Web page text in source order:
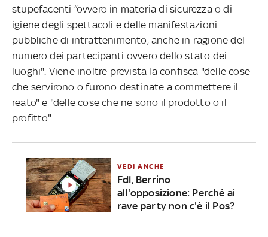
stupefacenti “ovvero in materia di sicurezza o di
igiene degli spettacoli e delle manifestazioni
pubbliche di intrattenimento, anche in ragione del
numero dei partecipanti ovvero dello stato dei
luoghi". Viene inoltre prevista la confisca "delle cose
che servirono o furono destinate a commettere il
reato" e "delle cose che ne sono il prodotto o il
profitto".
VEDI ANCHE
FdI, Berrino
all'opposizione: Perché ai
rave party non c'è il Pos?